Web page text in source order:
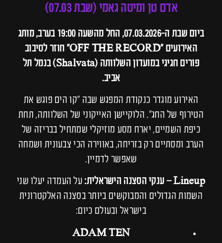
אדם טן ומיטה גאמי (שבת 07.03)
ביום שבת ה-07.03.2026, החל מהשעה 19:00 בערב, מותג
האירועים "OFF THE RECORD" חוזר לסיבוב
פורים חגיגי במועדון השלוותה (Shalvata) בנמל תל
אביב.
האירוע מוגדר כנקודת המפגש שבה "קו הים פוגש את
הטירוף של החג". הלוקיישן האייקוני של השלוותה, תחת
כיפת השמיים, יארח מסע מוזיקלי שמתחיל בבריזה של
הערב ומסתיים רק בזריחה, באווירה הכי צבעונית ושמחה
שאפשר לדמיין.
Lineup – ענקי הסצנה הישראלית:
על העמדה יעלו שני
השמות הגדולים והמבוקשים ביותר בסצנה האלקטרונית
בישראל ובעולם כיום:
ADAM TEN